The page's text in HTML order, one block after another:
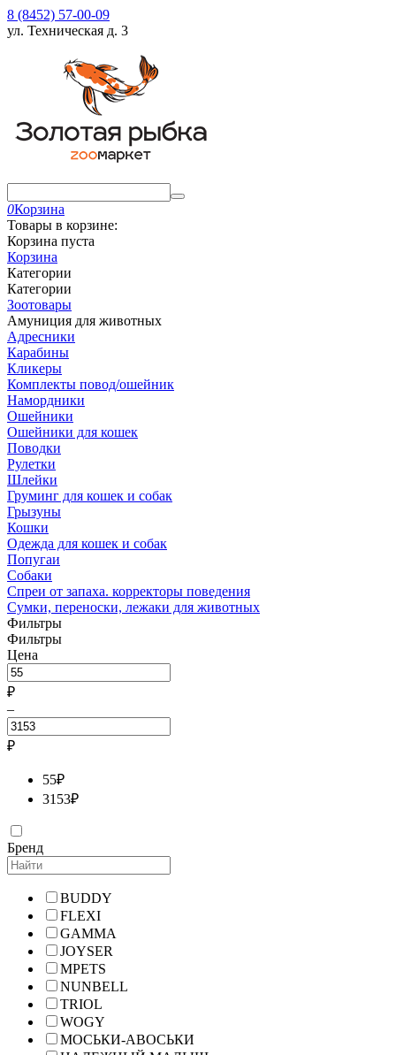
8 (8452) 57-00-09
ул. Техническая д. 3
0Корзина
Товары в корзине:
Корзина пуста
Корзина
Категории
Категории
Зоотовары
Амуниция для животных
Адресники
Карабины
Кликеры
Комплекты повод/ошейник
Намордники
Ошейники
Ошейники для кошек
Поводки
Рулетки
Шлейки
Груминг для кошек и собак
Грызуны
Кошки
Одежда для кошек и собак
Попугаи
Собаки
Спреи от запаха. корректоры поведения
Сумки, переноски, лежаки для животных
Фильтры
Фильтры
Цена
₽
–
₽
55₽
3153₽
Бренд
BUDDY
FLEXI
GAMMA
JOYSER
MPETS
NUNBELL
TRIOL
WOGY
МОСЬКИ-АВОСЬКИ